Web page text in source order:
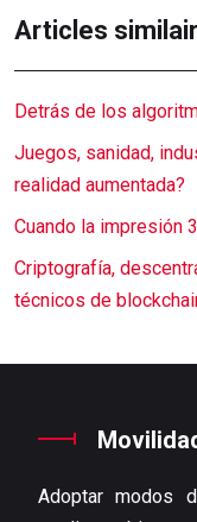
Articles
Detrás de los
Juegos, sanidad,
realidad aumentada?
Cuando la impresión
Criptografía,
técnicos de
Adoptar modos